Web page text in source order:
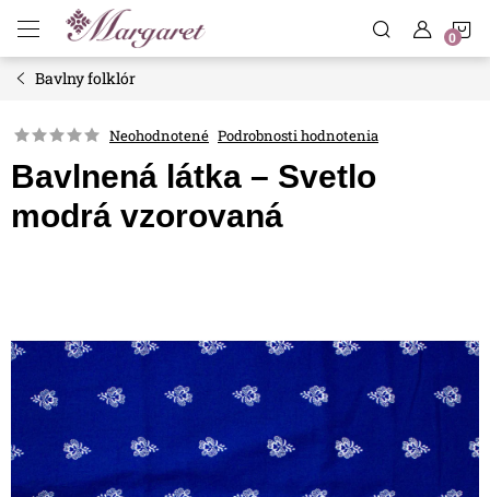
obsah
Bavlny folklór
Neohodnotené Podrobnosti hodnotenia
Bavlnená látka – Svetlo
modrá vzorovaná